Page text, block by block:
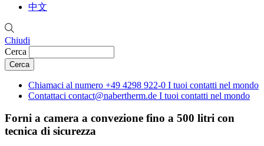
中文
Chiudi
Cerca
Chiamaci al numero +49 4298 922-0 I tuoi contatti nel mondo
Contattaci contact@nabertherm.de I tuoi contatti nel mondo
Forni a camera a convezione fino a 500 litri con
tecnica di sicurezza